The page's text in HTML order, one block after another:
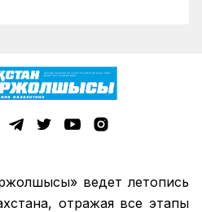
ведет летопись
отражая все этапы